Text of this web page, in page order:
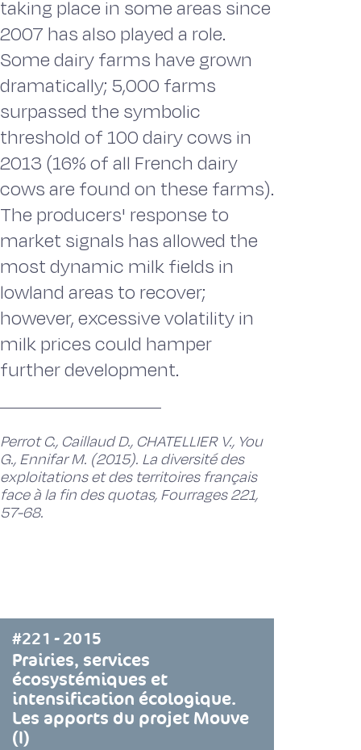
taking place in some areas since
2007 has also played a role.
Some dairy farms have grown
dramatically; 5,000 farms
surpassed the symbolic
threshold of 100 dairy cows in
2013 (16% of all French dairy
cows are found on these farms).
The producers' response to
market signals has allowed the
most dynamic milk fields in
lowland areas to recover;
however, excessive volatility in
milk prices could hamper
further development.
Perrot C., Caillaud D., CHATELLIER V., You
G., Ennifar M. (2015). La diversité des
exploitations et des territoires français
face à la fin des quotas, Fourrages 221,
57-68.
#221 - 2015
Prairies, services
écosystémiques et
intensification écologique.
Les apports du projet Mouve
(I)